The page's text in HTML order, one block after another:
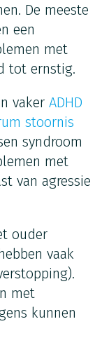
De meeste
een
met
tot ernstig.
vaker ADHD
stoornis
syndroom
met
van agressie
ouder
vaak
met
kunnen